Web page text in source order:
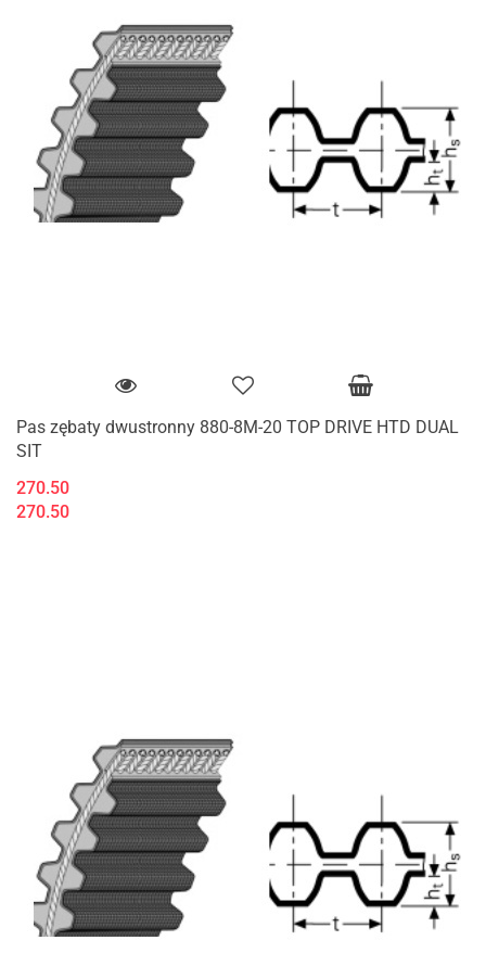
Pas zębaty dwustronny 880-8M-20 TOP DRIVE HTD DUAL
SIT
270.50
270.50